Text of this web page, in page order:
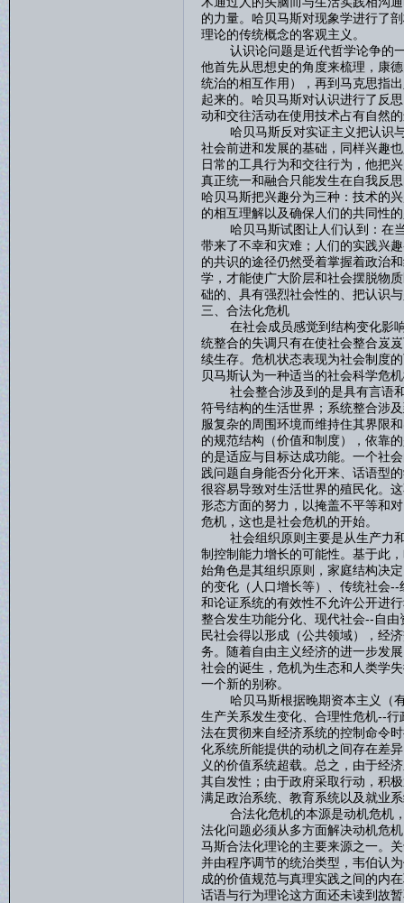
的力量。哈贝马斯对现象学进行了
理论的传统概念的客观主义。
认识论问题是近代哲学论争的一
他首先从思想史的角度来梳理，康
统治的相互作用），再到马克思指
起来的。哈贝马斯对认识进行了反
动和交往活动在使用技术占有自然
哈贝马斯反对实证主义把认识与
社会前进和发展的基础，同样兴趣
日常的工具行为和交往行为，他把
真正统一和融合只能发生在自我反
哈贝马斯把兴趣分为三种：技术的
的相互理解以及确保人们的共同性
哈贝马斯试图让人们认到：在当
带来了不幸和灾难；人们的实践兴
的共识的途径仍然受着掌握着政治
学，才能使广大阶层和社会摆脱物
础的、具有强烈社会性的、把认识
三、合法化危机
在社会成员感觉到结构变化影响
统整合的失调只有在使社会整合岌
续生存。危机状态表现为社会制度
贝马斯认为一种适当的社会科学危
社会整合涉及到的是具有言语和
符号结构的生活世界；系统整合涉
服复杂的周围环境而维持住其界限
的规范结构（价值和制度），依靠
的是适应与目标达成功能。一个社
践问题自身能否分化开来、话语型
很容易导致对生活世界的殖民化。
形态方面的努力，以掩盖不平等和
危机，这也是社会危机的开始。
社会组织原则主要是从生产力和
制控制能力增长的可能性。基于此
始角色是其组织原则，家庭结构决
的变化（人口增长等）、传统社会
和论证系统的有效性不允许公开进
整合发生功能分化、现代社会--自
民社会得以形成（公共领域），经
务。随着自由主义经济的进一步发
社会的诞生，危机为生态和人类学
一个新的别称。
哈贝马斯根据晚期资本主义（有
生产关系发生变化、合理性危机--
法在贯彻来自经济系统的控制命令
化系统所能提供的动机之间存在差
义的价值系统超载。总之，由于经
其自发性；由于政府采取行动，积
满足政治系统、教育系统以及就业
合法化危机的本源是动机危机，
法化问题必须从多方面解决动机危
马斯合法化理论的主要来源之一。
并由程序调节的统治类型，韦伯认
成的价值规范与真理实践之间的内
话语与行为理论这方面还未读到故